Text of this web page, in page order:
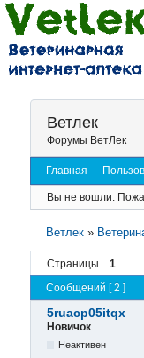
Ветлек
Форумы ВетЛек
Главная
Вы не вошли.
Ветлек »
Страницы 1
Сообщений [ 2 ]
5ruacp05itqx
Новичок
Неактивен